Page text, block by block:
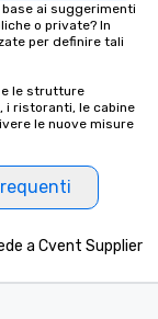
ai suggerimenti
o private? In
per definire tali
e le strutture
i ristoranti, le cabine
le nuove misure
a Cvent Supplier